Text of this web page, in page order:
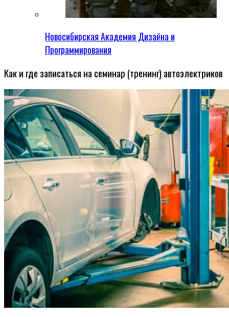
Новосибирская Академия Дизайна и
Программирования
Как и где записаться на семинар (тренинг) автоэлектриков